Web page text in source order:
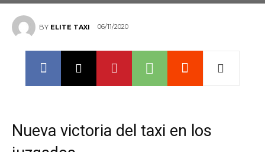
BY ELITE TAXI 06/11/2020
Nueva victoria del taxi en los